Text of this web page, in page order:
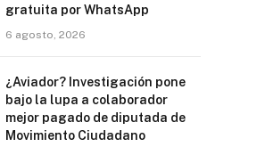
gratuita por WhatsApp
6 agosto, 2026
¿Aviador? Investigación pone
bajo la lupa a colaborador
mejor pagado de diputada de
Movimiento Ciudadano